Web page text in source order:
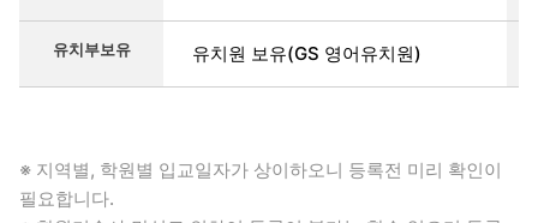
유치부보유 유치원 보유(GS 영어유치원)
※ 지역별, 학원별 입교일자가 상이하오니 등록전 미리 확인이
필요합니다.